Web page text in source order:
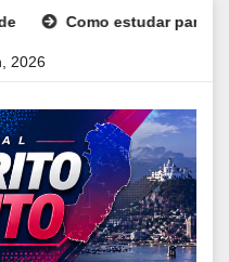
estudar para o Enem:
2026